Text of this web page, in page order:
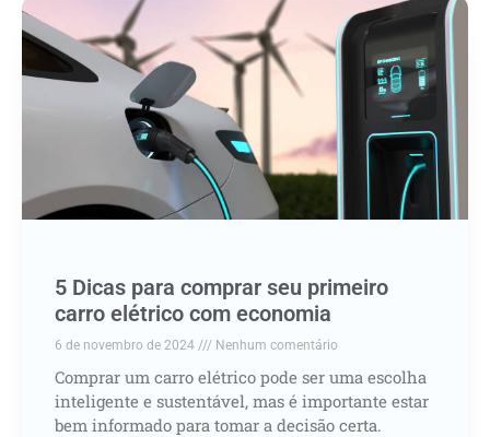
5 Dicas para comprar seu primeiro
carro elétrico com economia
6 de novembro de 2024 Nenhum comentário
Comprar um carro elétrico pode ser uma escolha
inteligente e sustentável, mas é importante estar
bem informado para tomar a decisão certa.